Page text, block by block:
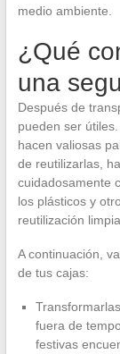
medio ambiente.
¿Qué
una
Después de
pueden ser
hacen valiosas
de reutilizarlas,
cuidadosamente
los plásticos y
reutilización
A continuación,
de tus cajas:
fuera de
festivas